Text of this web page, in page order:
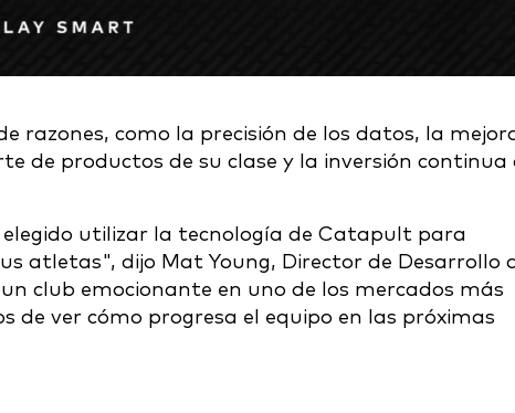
razones, como la precisión de los datos, la
de productos de su clase y la inversión continua
utilizar la tecnología de Catapult para
atletas", dijo Mat Young, Director de Desarrollo
club emocionante en uno de los mercados más
de ver cómo progresa el equipo en las próximas